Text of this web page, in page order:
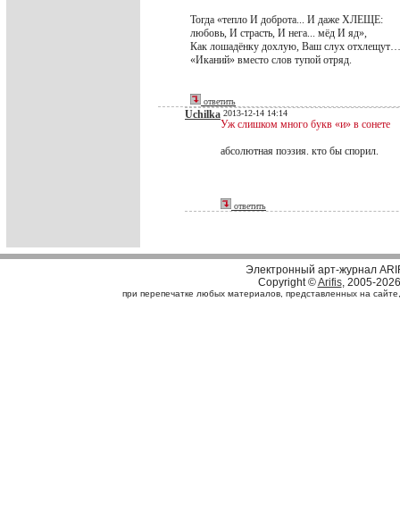
Тогда «тепло И доброта... И даже ХЛЕЩЕ:
любовь, И страсть, И нега... мёд И яд»,
Как лошадёнку дохлую, Ваш слух отхлещут…
«Иканий» вместо слов тупой отряд.
ответить
Uchilka 2013-12-14 14:14
Уж слишком много букв «и» в сонете
абсолютная поэзия. кто бы спорил.
ответить
Электронный арт-журнал
Copyright ©Arifis, 2005-2026
при перепечатке любых материалов, представленных на